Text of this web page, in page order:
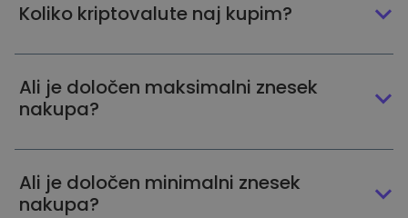
Koliko kriptovalute naj kupim?
Ali je določen maksimalni znesek
nakupa?
Ali je določen minimalni znesek
nakupa?